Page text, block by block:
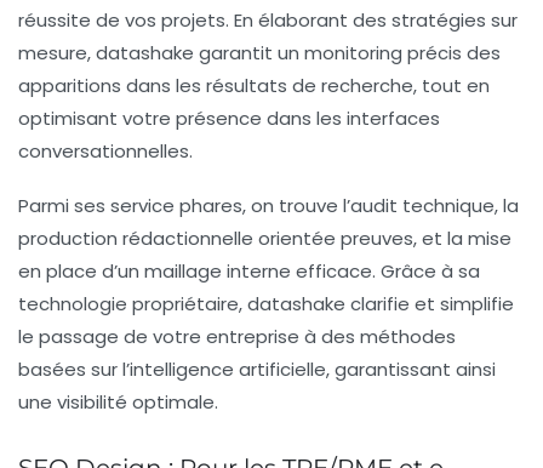
réussite de vos projets. En élaborant des stratégies sur
mesure, datashake garantit un monitoring précis des
apparitions dans les résultats de recherche, tout en
optimisant votre présence dans les interfaces
conversationnelles.
Parmi ses service phares, on trouve l’audit technique, la
production rédactionnelle orientée preuves, et la mise
en place d’un maillage interne efficace. Grâce à sa
technologie propriétaire, datashake clarifie et simplifie
le passage de votre entreprise à des méthodes
basées surl’intelligence artificielle, garantissant ainsi
une visibilité optimale.